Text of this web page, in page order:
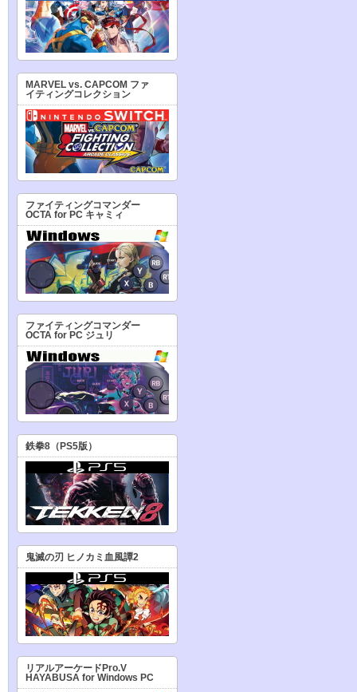
MARVEL vs. CAPCOM ファ
イティングコレクション
ファイティングコマンダー
OCTA for PC キャミィ
ファイティングコマンダー
OCTA for PC ジュリ
鉄拳8（PS5版）
鬼滅の刃 ヒノカミ血風譚2
リアルアーケードPro.V
HAYABUSA for Windows PC